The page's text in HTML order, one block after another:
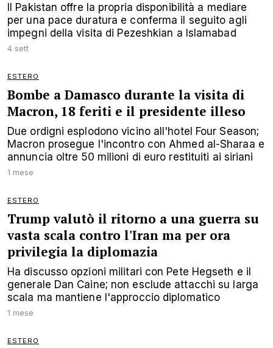
Il Pakistan offre la propria disponibilità a mediare
per una pace duratura e conferma il seguito agli
impegni della visita di Pezeshkian a Islamabad
4 sett
ESTERO
Bombe a Damasco durante la visita di
Macron, 18 feriti e il presidente illeso
Due ordigni esplodono vicino all'hotel Four Season;
Macron prosegue l'incontro con Ahmed al-Sharaa e
annuncia oltre 50 milioni di euro restituiti ai siriani
1 mese
ESTERO
Trump valutò il ritorno a una guerra su
vasta scala contro l'Iran ma per ora
privilegia la diplomazia
Ha discusso opzioni militari con Pete Hegseth e il
generale Dan Caine; non esclude attacchi su larga
scala ma mantiene l'approccio diplomatico
1 mese
ESTERO